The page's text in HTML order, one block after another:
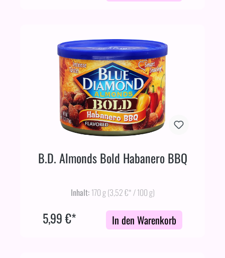
B.D. Almonds Bold Habanero BBQ
Inhalt: 170 g(3,52 €* / 100 g)
5,99 €* In den Warenkorb